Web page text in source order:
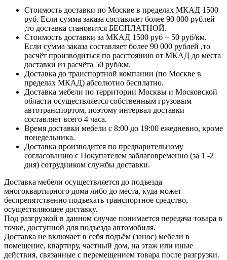
Стоимость доставки по Москве в пределах МКАД 1500
руб. Если сумма заказа составляет более 90 000 рублей
,то доставка становится БЕСПЛАТНОЙ.
Стоимость доставки за МКАД 1500 руб + 50 руб/км.
Если сумма заказа составляет более 90 000 рублей ,то
расчёт производиться по расстоянию от МКАД до места
доставки из расчёта 50 руб/км.
Доставка до транспортной компании (по Москве в
пределах МКАД) абсолютно бесплатно.
Доставка мебели по территории Москвы и Московской
области осуществляется собственным грузовым
автотранспортом, поэтому интервал доставки
составляет всего 4 часа.
Время доставки мебели с 8:00 до 19:00 ежедневно, кроме
понедельника.
Доставка производится по предварительному
согласованию с Покупателем заблаговременно (за 1 -2
дня) сотрудником службы доставки.
Доставка мебели осуществляется до подъезда
многоквартирного дома либо до места, куда может
беспрепятственно подъехать транспортное средство,
осуществляющее доставку.
Под разгрузкой в данном случае понимается передача товара в
точке, доступной для подъезда автомобиля.
Доставка не включает в себя подъём (занос) мебели в
помещение, квартиру, частный дом, на этаж или иные
действия, связанные с перемещением товара после разгрузки.